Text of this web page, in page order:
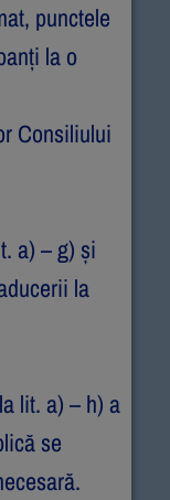
punctele
la o
Consiliului
a) – g) şi
la
lit. a) – h) a
se